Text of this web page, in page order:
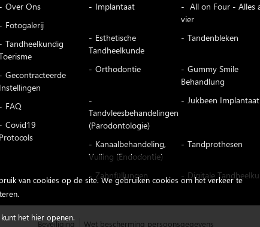
Over Ons
Fotogalerij
Tandheelkundig
Gecontracteerde
Instellingen
FAQ
Covid19
Protocols
Implantaat
All on Four - Alles
vier
Esthetische
Tandheelkunde
Tandenbleken
Orthodontie
Gummy Smile
Behandlung
Tandvleesbehandelingen
(Parodontologie)
Jukbeen Implantaat
Kanaalbehandeling,
Vulling (Endodontie)
Tandprothesen
Zahnfüllungen Digitale
Beveiliging Wet bescherming persoonsgegevens
van cookies op de site. We gebruiken cookies om het verkeer te
kunt het hier openen.